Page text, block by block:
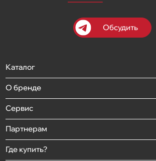
Обсудить
Каталог
О бренде
Сервис
Партнерам
Где купить?